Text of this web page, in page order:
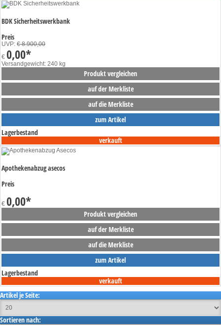
BDK Sicherheitswerkbank
Preis
UVP: € 8.900,00
€ 0,00*
Versandgewicht: 240 kg
Produkt vergleichen
auf der Merkliste
auf die Merkliste
zum Artikel
Lagerbestand
verkauft
Apothekenabzug asecos
Preis
€ 0,00*
Produkt vergleichen
auf der Merkliste
auf die Merkliste
zum Artikel
Lagerbestand
verkauft
Artikel je Seite:
Sortieren nach: